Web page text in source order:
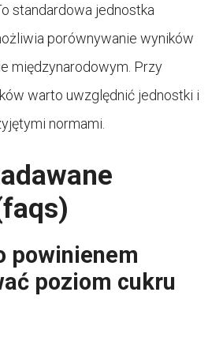
standardowa jednostka
porównywanie wyników
międzynarodowym. Przy
warto uwzględnić jednostki i
normami.
powinienem
poziom cukru